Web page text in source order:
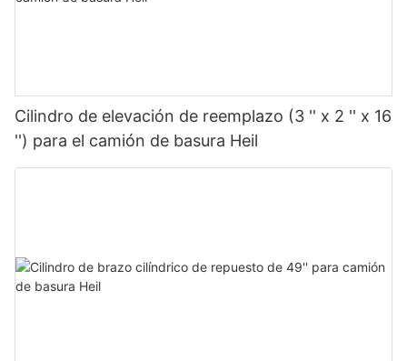
Cilindro de elevación de reemplazo (3 '' x 2 '' x 16
'') para el camión de basura Heil